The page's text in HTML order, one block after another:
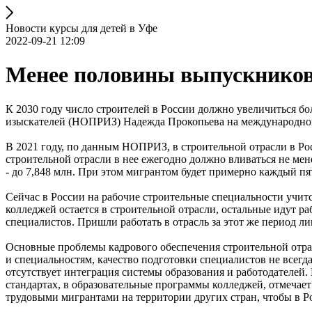
Новости курсы для детей в Уфе
2022-09-21 12:09
Менее половины
К 2030 году число строителей в России должно увеличиться
изыскателей (НОПРИЗ) Надежда Прокопьева на
В 2021 году, по данным НОПРИЗ, в строительной отрасли в
строительной отрасли в нее ежегодно должно вливаться не
- до 7,848 млн. При этом мигрантом будет примерно каждый
Сейчас в России на рабочие строительные специальности
колледжей остается в строительной отрасли, остальные идут
специалистов. Пришли работать в отрасль за этот же период
Основные проблемы кадрового обеспечения строительной
и специальностям, качество подготовки специалистов не
отсутствует интеграция системы образования и
стандартах, в образовательные программы колледжей,
трудовыми мигрантами на территории других стран, чтобы в